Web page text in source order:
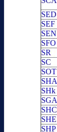
SED
SEF
SEN
SFO
SR
SC
SOT
SHA
SHk
SGA
SHC
SHE
SHP